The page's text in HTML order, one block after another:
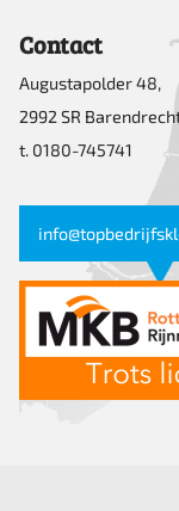
Contact
Augustapolder 48,
2992 SR
t. 0180-745741